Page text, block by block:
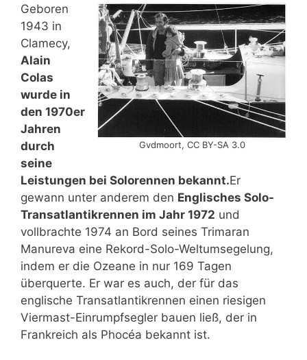
Gvdmoort, CC BY-SA 3.0
Geboren
1943 in
Clamecy,
Alain
Colas
wurde in
den 1970er
Jahren
durch
seine
Leistungen bei Solorennen bekannt.Er
gewann unter anderem den Englisches Solo-
Transatlantikrennen im Jahr 1972 und
vollbrachte 1974 an Bord seines Trimaran
Manureva eine Rekord-Solo-Weltumsegelung,
indem er die Ozeane in nur 169 Tagen
überquerte. Er war es auch, der für das
englische Transatlantikrennen einen riesigen
Viermast-Einrumpfsegler bauen ließ, der in
Frankreich als Phocéa bekannt ist.